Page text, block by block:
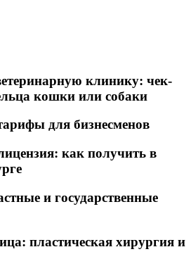
клинику: чек-
кошки или собаки
для бизнесменов
как получить в
и государственные
пластическая хирургия и